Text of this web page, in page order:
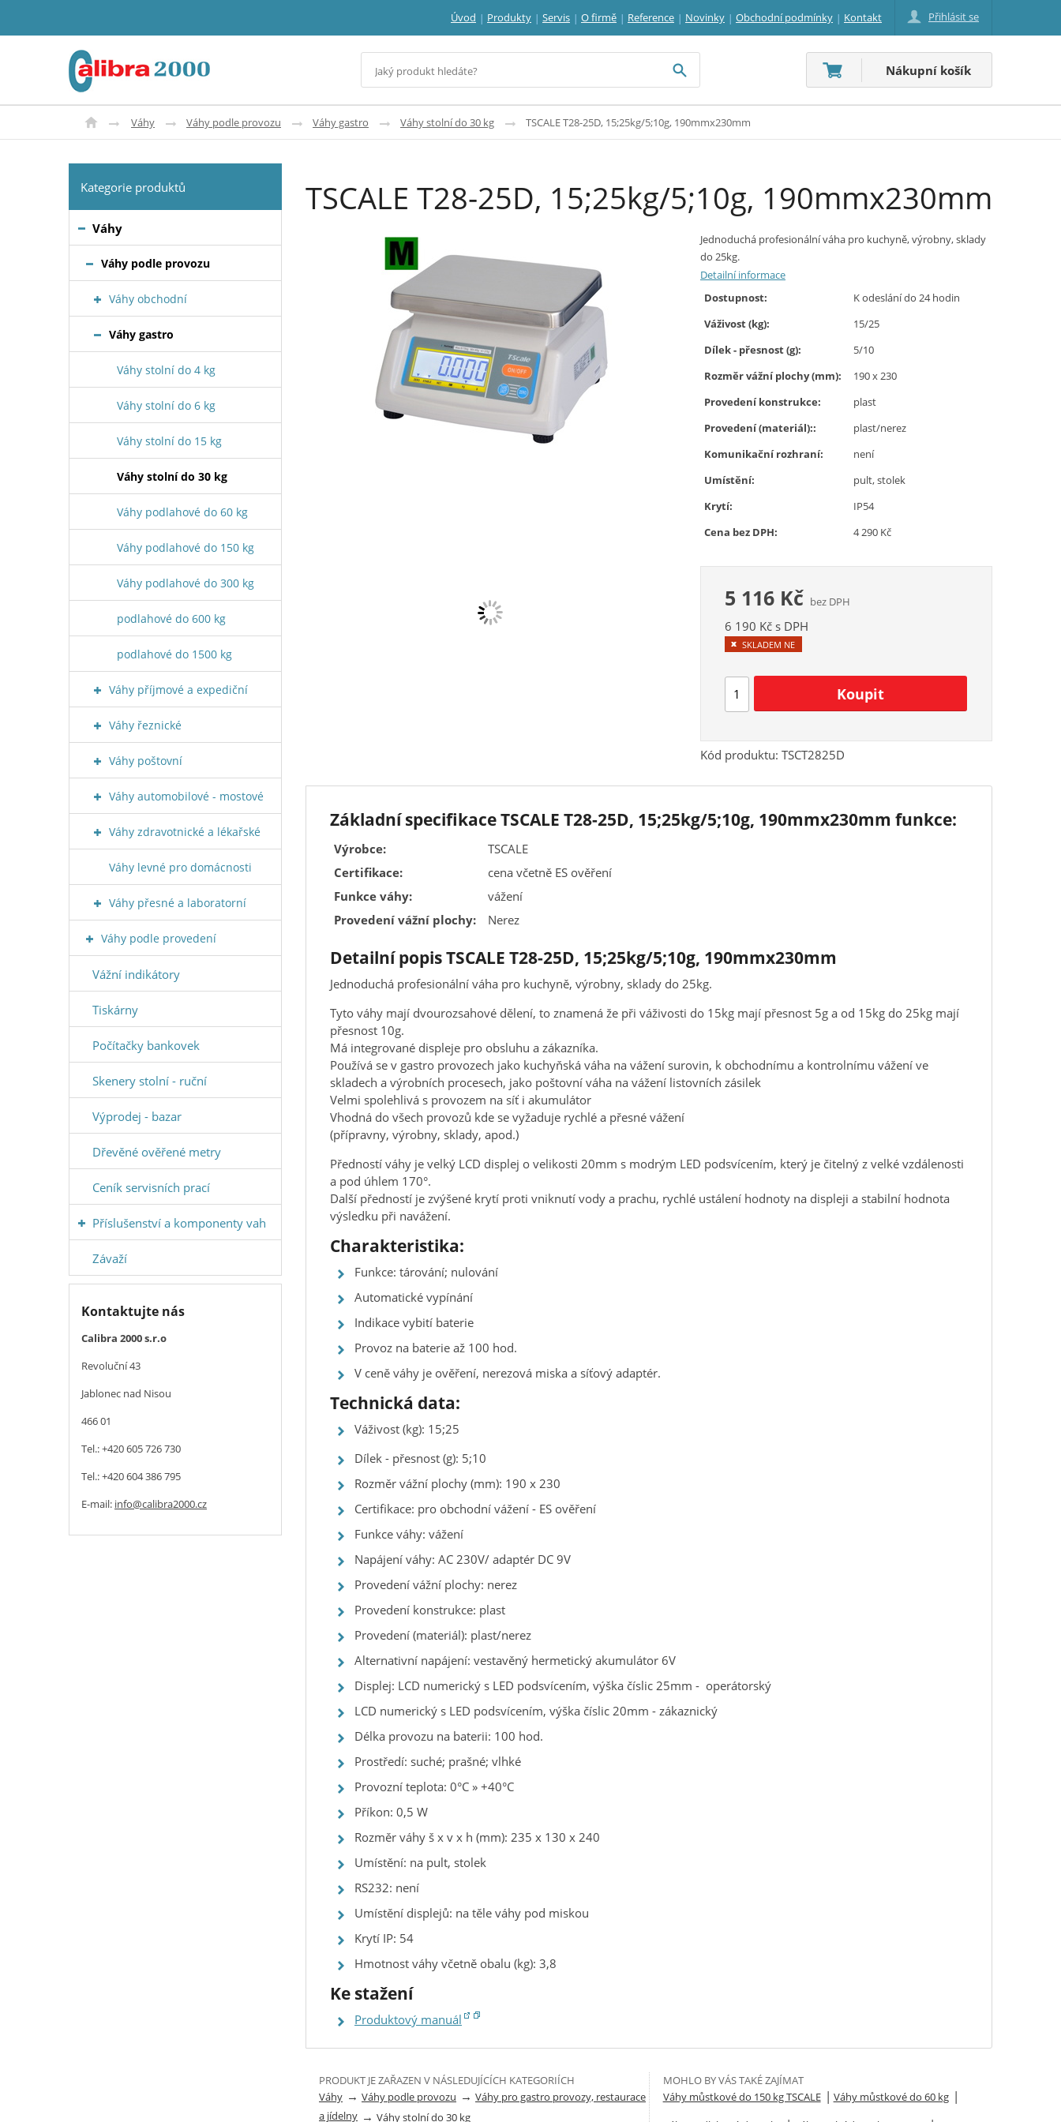
Úvod Produkty Servis O firmě Reference Novinky Obchodní podmínky Kontakt Přihlásit se
Nákupní košík
Váhy Váhy podle provozu Váhy gastro Váhy stolní do 30 kg TSCALE T28-25D, 15;25kg/5;10g, 190mmx230mm
TSCALE T28-25D, 15;25kg/5;10g, 190mmx230mm
Jednoduchá profesionální váha pro kuchyně, výrobny, sklady
do 25kg.
Detailní informace
Dostupnost:
K odeslání do 24 hodin
Váživost (kg):
15/25
Dílek - přesnost (g):
5/10
Rozměr vážní plochy (mm):
190 x 230
Provedení konstrukce:
plast
Provedení (materiál)::
plast/nerez
Komunikační rozhraní:
není
Umístění:
pult, stolek
Krytí:
IP54
Cena bez DPH:
4 290 Kč
5 116 Kč bez DPH
6 190 Kč s DPH
SKLADEM NE
Kód produktu: TSCT2825D
Základní specifikace TSCALE T28-25D, 15;25kg/5;10g, 190mmx230mm funkce:
Výrobce:
TSCALE
Certifikace:
cena včetně ES ověření
Funkce váhy:
vážení
Provedení vážní plochy:
Nerez
Detailní popis TSCALE T28-25D, 15;25kg/5;10g, 190mmx230mm
Jednoduchá profesionální váha pro kuchyně, výrobny, sklady do 25kg.
Tyto váhy mají dvourozsahové dělení, to znamená že při váživosti do 15kg mají přesnost 5g a od 15kg do 25kg mají
přesnost 10g.
Má integrované displeje pro obsluhu a zákazníka.
Používá se v gastro provozech jako kuchyňská váha na vážení surovin, k obchodnímu a kontrolnímu vážení ve
skladech a výrobních procesech, jako poštovní váha na vážení listovních zásilek
Velmi spolehlivá s provozem na síť i akumulátor
Vhodná do všech provozů kde se vyžaduje rychlé a přesné vážení
(přípravny, výrobny, sklady, apod.)
Předností váhy je velký LCD displej o velikosti 20mm s modrým LED podsvícením, který je čitelný z velké vzdálenosti
a pod úhlem 170°.
Další předností je zvýšené krytí proti vniknutí vody a prachu, rychlé ustálení hodnoty na displeji a stabilní hodnota
výsledku při navážení.
Charakteristika:
Funkce: tárování; nulování
Automatické vypínání
Indikace vybití baterie
Provoz na baterie až 100 hod.
V ceně váhy je ověření, nerezová miska a síťový adaptér.
Technická data:
Váživost (kg): 15;25
Dílek - přesnost (g): 5;10
Rozměr vážní plochy (mm): 190 x 230
Certifikace: pro obchodní vážení - ES ověření
Funkce váhy: vážení
Napájení váhy: AC 230V/ adaptér DC 9V
Provedení vážní plochy: nerez
Provedení konstrukce: plast
Provedení (materiál): plast/nerez
Alternativní napájení: vestavěný hermetický akumulátor 6V
Displej: LCD numerický s LED podsvícením, výška číslic 25mm - operátorský
LCD numerický s LED podsvícením, výška číslic 20mm - zákaznický
Délka provozu na baterii: 100 hod.
Prostředí: suché; prašné; vlhké
Provozní teplota: 0°C » +40°C
Příkon: 0,5 W
Rozměr váhy š x v x h (mm): 235 x 130 x 240
Umístění: na pult, stolek
RS232: není
Umístění displejů: na těle váhy pod miskou
Krytí IP: 54
Hmotnost váhy včetně obalu (kg): 3,8
Ke stažení
Produktový manuál
PRODUKT JE ZAŘAZEN V NÁSLEDUJÍCÍCH KATEGORIÍCH
Váhy → Váhy podle provozu → Váhy pro gastro provozy, restaurace
a jídelny → Váhy stolní do 30 kg
MOHLO BY VÁS TAKÉ ZAJÍMAT
Váhy můstkové do 150 kg TSCALE | Váhy můstkové do 60 kg |
Kategorie produktů
Váhy
Váhy podle provozu
Váhy obchodní
Váhy gastro
Váhy stolní do 4 kg
Váhy stolní do 6 kg
Váhy stolní do 15 kg
Váhy stolní do 30 kg
Váhy podlahové do 60 kg
Váhy podlahové do 150 kg
Váhy podlahové do 300 kg
podlahové do 600 kg
podlahové do 1500 kg
Váhy příjmové a expediční
Váhy řeznické
Váhy poštovní
Váhy automobilové - mostové
Váhy zdravotnické a lékařské
Váhy levné pro domácnosti
Váhy přesné a laboratorní
Váhy podle provedení
Vážní indikátory
Tiskárny
Počítačky bankovek
Skenery stolní - ruční
Výprodej - bazar
Dřevěné ověřené metry
Ceník servisních prací
Příslušenství a komponenty vah
Závaží
Kontaktujte nás
Calibra 2000 s.r.o
Revoluční 43
Jablonec nad Nisou
466 01
Tel.: +420 605 726 730
Tel.: +420 604 386 795
E-mail: info@calibra2000.cz